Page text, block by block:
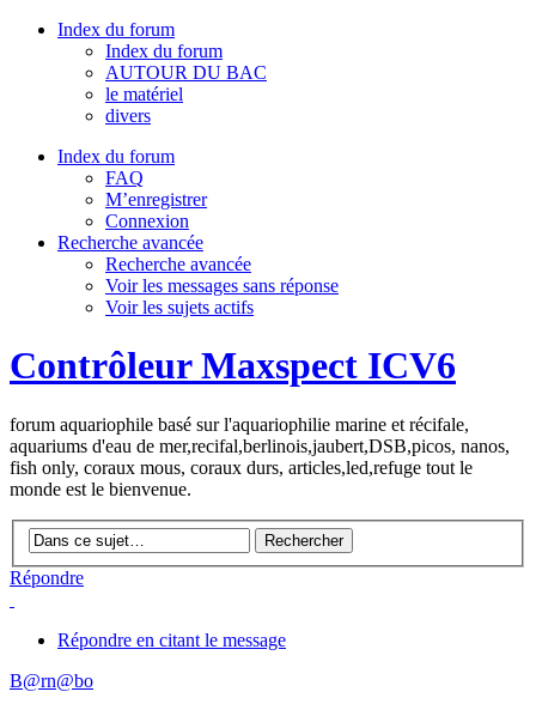
Index du forum
Index du forum
AUTOUR DU BAC
le matériel
divers
Index du forum
FAQ
M’enregistrer
Connexion
Recherche avancée
Recherche avancée
Voir les messages sans réponse
Voir les sujets actifs
Contrôleur Maxspect ICV6
forum aquariophile basé sur l'aquariophilie marine et récifale,
aquariums d'eau de mer,recifal,berlinois,jaubert,DSB,picos, nanos,
fish only, coraux mous, coraux durs, articles,led,refuge tout le
monde est le bienvenue.
Répondre
Répondre en citant le message
B@rn@bo